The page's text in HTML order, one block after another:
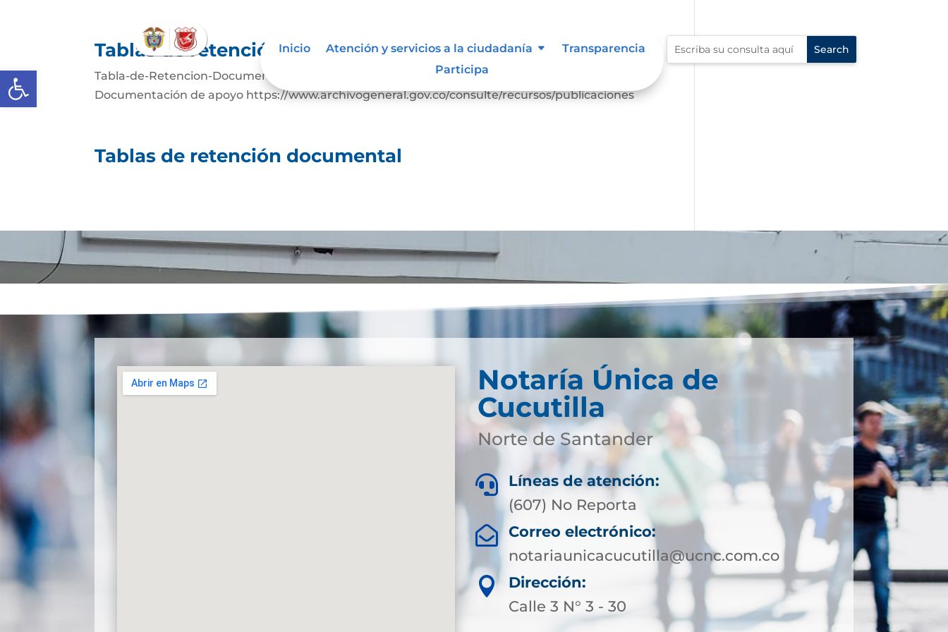
Abrir barra de herramientas
Inicio Atención y servicios a la ciudadanía
Transparencia
Participa
Tablas de retención documental
Tabla-de-Retencion-DocumentalDescarga Cuadro-clasificacion-documentalDescarga
Documentación de apoyo https://www.archivogeneral.gov.co/consulte/recursos/publicaciones
Tablas de retención documental
Notaría Única de
Cucutilla
Norte de Santander

Líneas de atención:
(607) No Reporta

Correo electrónico:
notariaunicacucutilla@ucnc.com.co

Dirección:
Calle 3 N° 3 - 30